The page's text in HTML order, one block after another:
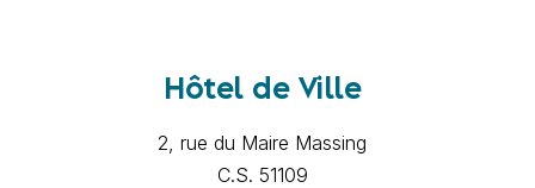
Hôtel de Ville
2, rue du Maire Massing
C.S. 51109